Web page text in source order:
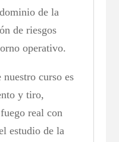
de la
de riesgos
operativo.
curso es
y tiro,
real con
estudio de la